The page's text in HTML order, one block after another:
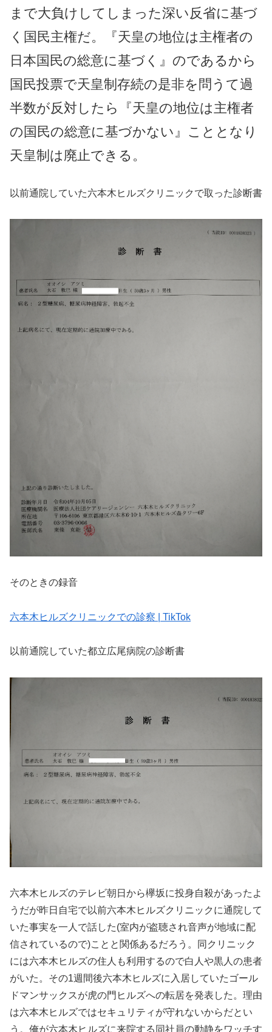
まで大負けしてしまった深い反省に基づ
く国民主権だ。『天皇の地位は主権者の
日本国民の総意に基づく』のであるから
国民投票で天皇制存続の是非を問うて過
半数が反対したら『天皇の地位は主権者
の国民の総意に基づかない』こととなり
天皇制は廃止できる。
以前通院していた六本木ヒルズクリニックで取った診断書
そのときの録音
六本木ヒルズクリニックでの診察 | TikTok
以前通院していた都立広尾病院の診断書
六本木ヒルズのテレビ朝日から欅坂に投身自殺があったよ
うだが昨日自宅で以前六本木ヒルズクリニックに通院して
いた事実を一人で話した(室内が盗聴され音声が地域に配
信されているので)ことと関係あるだろう。同クリニック
には六本木ヒルズの住人も利用するので白人や黒人の患者
がいた。その1週間後六本木ヒルズに入居していたゴール
ドマンサックスが虎の門ヒルズへの転居を発表した。理由
は六本木ヒルズではセキュリティが守れないからだとい
う。俺が六本木ヒルズに来院する同社員の動静をワッチす